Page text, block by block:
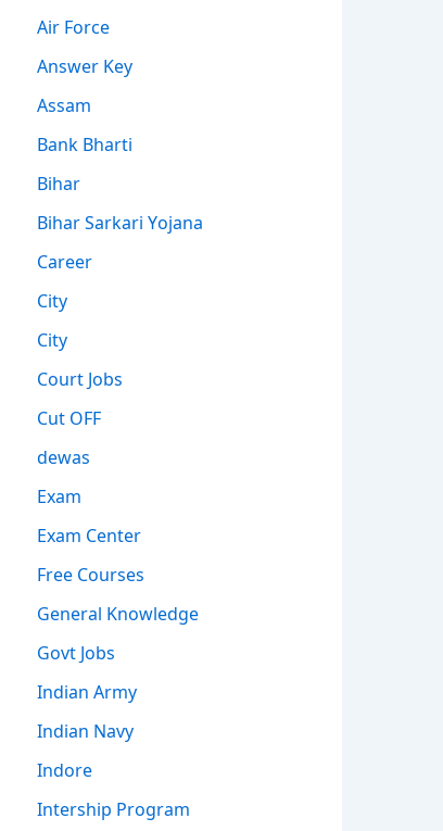
Air Force
Answer Key
Assam
Bank Bharti
Bihar
Bihar Sarkari Yojana
Career
City
City
Court Jobs
Cut OFF
dewas
Exam
Exam Center
Free Courses
General Knowledge
Govt Jobs
Indian Army
Indian Navy
Indore
Intership Program